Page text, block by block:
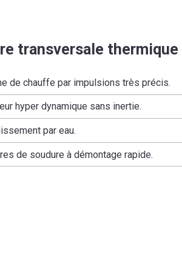
transversale thermique
de chauffe par impulsions très précis.
hyper dynamique sans inertie.
par eau.
de soudure à démontage rapide.